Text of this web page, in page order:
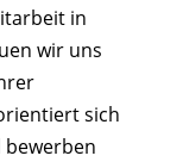
in
wir uns
sich
bewerben